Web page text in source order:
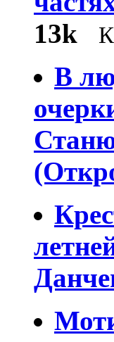
13k
В